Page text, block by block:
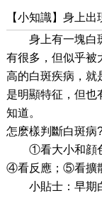
【小知識】身上
身上有一塊白斑
有很多，但似乎被
高的白斑疾病，
是明顯特征，但也
知道。
怎麽樣判斷白斑病
①看大小和顔色
④看反應；⑤看擴
小貼士：早期白